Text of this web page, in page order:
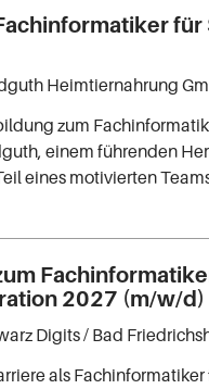
Heimtiernahrung
zum
einem führenden
eines motivierten
2027 (m/w/d)
Digits/ Bad
als